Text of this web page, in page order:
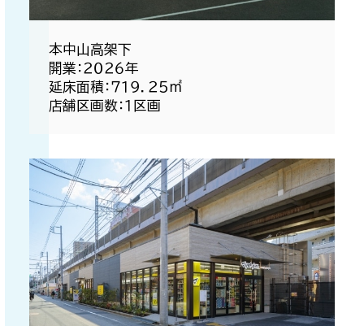
本中山高架下​
開業：２０２６年​
延床面積：７１９．２５㎡​
店舗区画数：１区画​